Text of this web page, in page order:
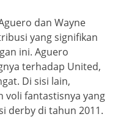
dan Wayne
yang signifikan
ini. Aguero
terhadap United,
Di sisi lain,
voli fantastisnya yang
derby di tahun 2011.